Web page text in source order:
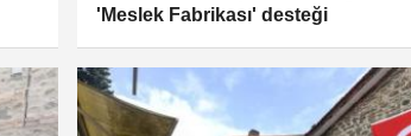
'Meslek Fabrikası' desteği